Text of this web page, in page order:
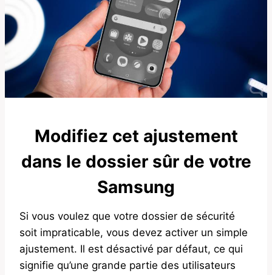
Modifiez cet ajustement
dans le dossier sûr de votre
Samsung
Si vous voulez que votre dossier de sécurité
soit impraticable, vous devez activer un simple
ajustement. Il est désactivé par défaut, ce qui
signifie qu’une grande partie des utilisateurs